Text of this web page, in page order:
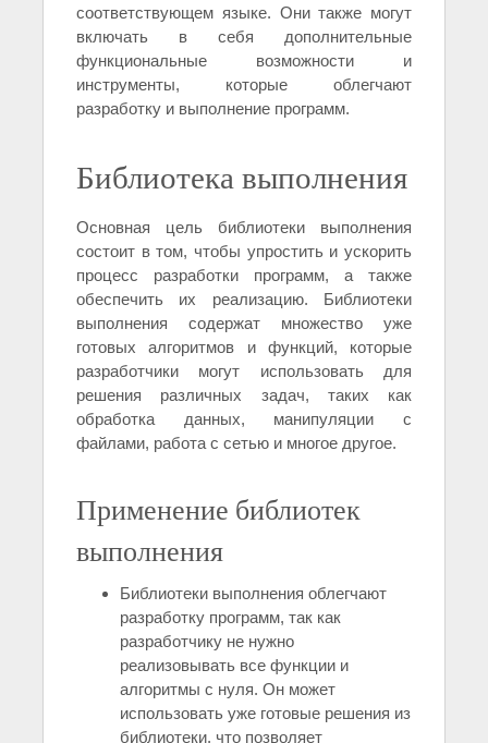
соответствующем языке. Они также могут
включать в себя дополнительные
функциональные возможности и
инструменты, которые облегчают
разработку и выполнение программ.
Библиотека выполнения
Основная цель библиотеки выполнения
состоит в том, чтобы упростить и ускорить
процесс разработки программ, а также
обеспечить их реализацию. Библиотеки
выполнения содержат множество уже
готовых алгоритмов и функций, которые
разработчики могут использовать для
решения различных задач, таких как
обработка данных, манипуляции с
файлами, работа с сетью и многое другое.
Применение библиотек
выполнения
Библиотеки выполнения облегчают
разработку программ, так как
разработчику не нужно
реализовывать все функции и
алгоритмы с нуля. Он может
использовать уже готовые решения из
библиотеки, что позволяет